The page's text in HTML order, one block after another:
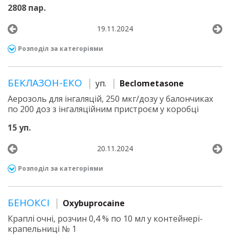
2808 пар.
19.11.2024
Розподіл за категоріями
БЕКЛАЗОН-ЕКО уп.
Beclometasone
Аерозоль для інгаляцій, 250 мкг/дозу у балончиках
по 200 доз з інгаляційним пристроєм у коробці
15 уп.
20.11.2024
Розподіл за категоріями
БЕНОКСІ
Oxybuprocaine
Краплі очні, розчин 0,4 % по 10 мл у контейнері-
крапельниці № 1